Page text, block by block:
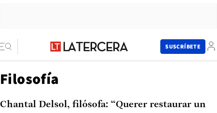
SUSCRÍBETE
Filosofía
Chantal Delsol, filósofa: “Querer restaurar un